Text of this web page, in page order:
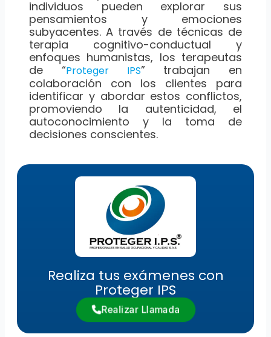
individuos pueden explorar sus
pensamientos y emociones
subyacentes. A través de técnicas de
terapia cognitivo-conductual y
enfoques humanistas, los terapeutas
de “Proteger IPS” trabajan en
colaboración con los clientes para
identificar y abordar estos conflictos,
promoviendo la autenticidad, el
autoconocimiento y la toma de
decisiones conscientes.
Realiza tus exámenes con
Proteger IPS
Realizar Llamada